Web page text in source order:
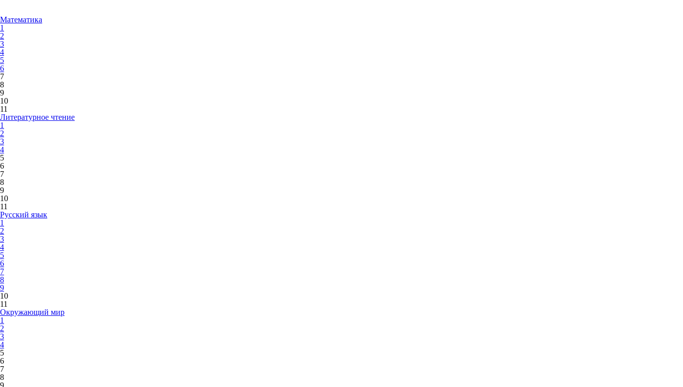
Математика
1
2
3
4
5
6
7
8
9
10
11
Литературное чтение
1
2
3
4
5
6
7
8
9
10
11
Русский язык
1
2
3
4
5
6
7
8
9
10
11
Окружающий мир
1
2
3
4
5
6
7
8
9